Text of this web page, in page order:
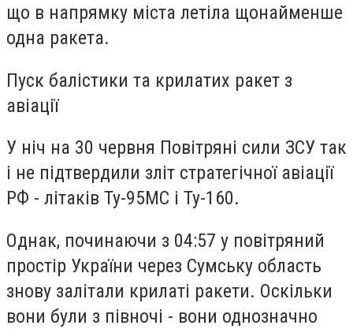
що в напрямку міста летіла щонайменше
одна ракета.
Пуск балістики та крилатих ракет з
авіації
У ніч на 30 червня Повітряні сили ЗСУ так
і не підтвердили зліт стратегічної авіації
РФ - літаків Ту-95МС і Ту-160.
Однак, починаючи з 04:57 у повітряний
простір України через Сумську область
знову залітали крилаті ракети. Оскільки
вони були з півночі - вони однозначно